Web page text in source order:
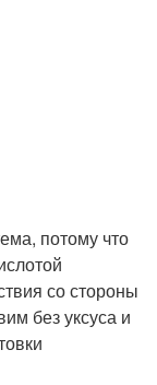
потому что
со стороны
без уксуса и